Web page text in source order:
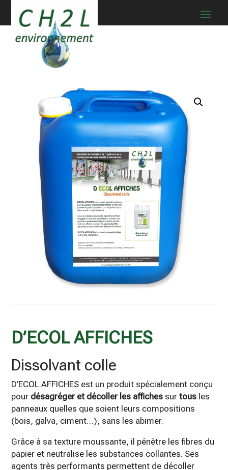
D’ECOL AFFICHES
Dissolvant colle
D’ECOL AFFICHES est un produit spécialement conçu
pour désagréger et décoller les affiches surtous les
panneaux quelles que soient leurs compositions
(bois, galva, ciment…), sans les abimer.
Grâce à sa texture moussante, il pénètre les fibres du
papier et neutralise les substances collantes. Ses
agents très performants permettent de décoller